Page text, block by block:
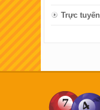
Trực tuyến